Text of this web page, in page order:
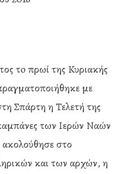
τo πρωί της Κυριακής
με
Σπάρτη η Τελετή της
των Ιερών Ναών
στο
και των αρχών, η